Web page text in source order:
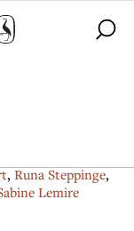
, Runa Steppinge,
Lemire